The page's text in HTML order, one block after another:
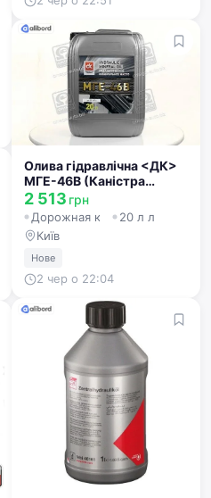
Олива гідравлічна <ДК>
МГЕ-46В (Каністра
20л/18кг) 4102871280
2 513 грн
Дорожная карта (DK)
20 л л
Київ
Нове
2 чер о 22:04